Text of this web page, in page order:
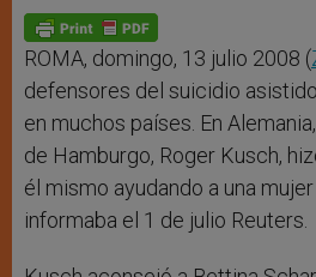
ROMA, domingo, 13 julio 2008 (
defensores del suicidio
en muchos países. En
de Hamburgo, Roger Kusch,
él mismo ayudando a una
informaba el 1 de julio Reuters.